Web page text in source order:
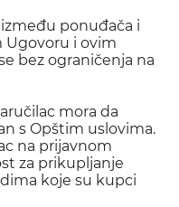
ponuđača i
Ugovoru i ovim
bez ograničenja na
mora da
s Opštim uslovima.
na prijavnom
za prikupljanje
koje su kupci